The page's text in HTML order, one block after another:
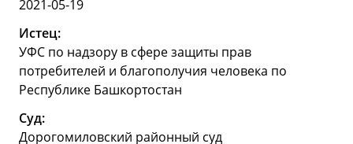
2021-05-19
Истец:
УФС по надзору в сфере защиты прав
потребителей и благополучия человека по
Республике Башкортостан
Суд:
Дорогомиловский районный суд